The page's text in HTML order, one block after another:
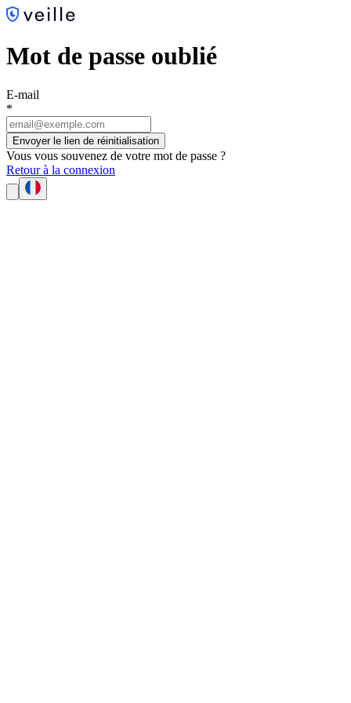
Mot de passe oublié
E-mail
*
Envoyer le lien de réinitialisation
Vous vous souvenez de votre mot de passe ?
Retour à la connexion